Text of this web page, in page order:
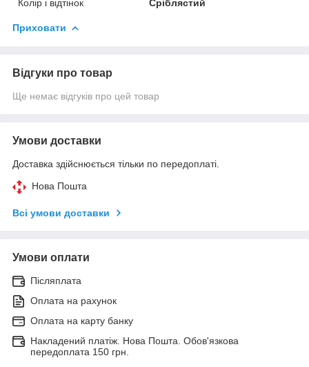
Колір і відтінок
Сріблястий
Приховати
Відгуки про товар
Ще немає відгуків про цей товар
Умови доставки
Доставка здійснюється тільки по передоплаті.
Нова Пошта
Всі умови доставки
Умови оплати
Післяплата
Оплата на рахунок
Оплата на карту банку
Накладений платіж. Нова Пошта. Обов'язкова
передоплата 150 грн.